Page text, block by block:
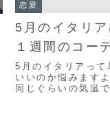
恋愛
5月のイタリ
１週間のコー
5月のイタリアって
いいのか悩みます
同じぐらいの気温